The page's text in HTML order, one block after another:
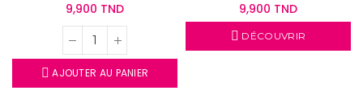
9,900 TND
AJOUTER AU PANIER
9,900 TND
DÉCOUVRIR